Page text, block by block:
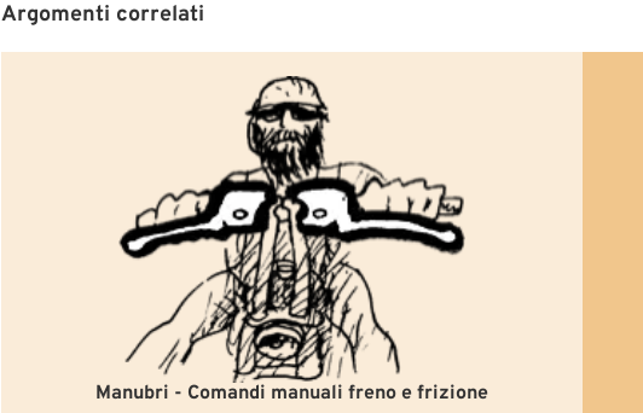
Argomenti correlati
Manubri - Comandi manuali freno e frizione